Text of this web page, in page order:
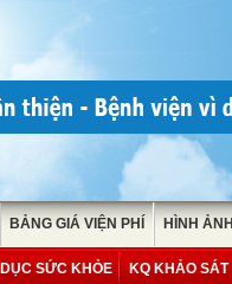
BẢNG GIÁ VIỆN PHÍ HÌNH ẢNH
SỨC KHỎE KQ KHẢO SÁT